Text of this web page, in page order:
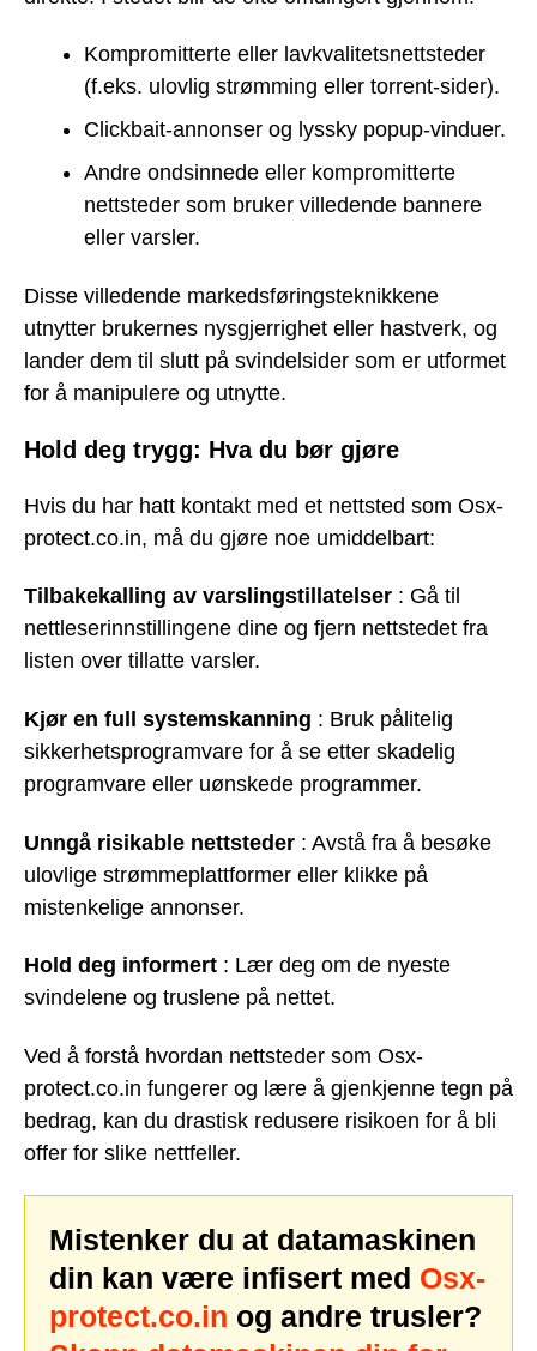
Kompromitterte eller lavkvalitetsnettsteder
(f.eks. ulovlig strømming eller torrent-sider).
Clickbait-annonser og lyssky popup-vinduer.
Andre ondsinnede eller kompromitterte
nettsteder som bruker villedende bannere
eller varsler.
Disse villedende markedsføringsteknikkene
utnytter brukernes nysgjerrighet eller hastverk, og
lander dem til slutt på svindelsider som er utformet
for å manipulere og utnytte.
Hold deg trygg: Hva du bør gjøre
Hvis du har hatt kontakt med et nettsted som Osx-
protect.co.in, må du gjøre noe umiddelbart:
Tilbakekalling av varslingstillatelser : Gå til
nettleserinnstillingene dine og fjern nettstedet fra
listen over tillatte varsler.
Kjør en full systemskanning : Bruk pålitelig
sikkerhetsprogramvare for å se etter skadelig
programvare eller uønskede programmer.
Unngå risikable nettsteder : Avstå fra å besøke
ulovlige strømmeplattformer eller klikke på
mistenkelige annonser.
Hold deg informert : Lær deg om de nyeste
svindelene og truslene på nettet.
Ved å forstå hvordan nettsteder som Osx-
protect.co.in fungerer og lære å gjenkjenne tegn på
bedrag, kan du drastisk redusere risikoen for å bli
offer for slike nettfeller.
Mistenker du at datamaskinen
din kan være infisert med Osx-
protect.co.in og andre trusler?